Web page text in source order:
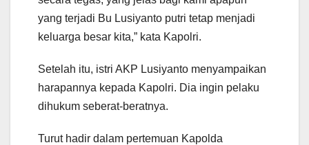
yang terjadi Bu Lusiyanto putri tetap menjadi
keluarga besar kita,” kata Kapolri.
Setelah itu, istri AKP Lusiyanto menyampaikan
harapannya kepada Kapolri. Dia ingin pelaku
dihukum seberat-beratnya.
Turut hadir dalam pertemuan Kapolda